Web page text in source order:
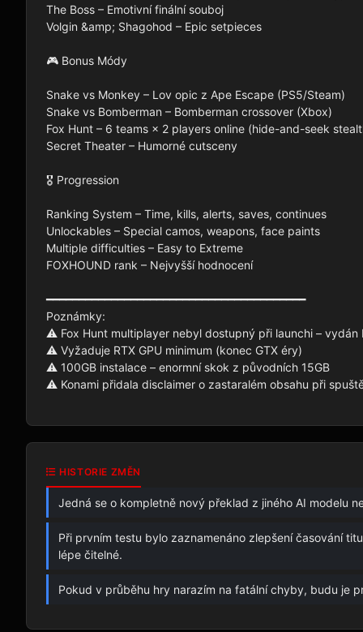
The Boss – Emotivní finální souboj
Volgin &amp; Shagohod – Epic setpieces
🎮 Bonus Módy
Snake vs Monkey – Lov opic z Ape Escape (PS5/Steam)
Snake vs Bomberman – Bomberman crossover (Xbox)
Fox Hunt – 6 teams × 2 players online (hide-and-seek
Secret Theater – Humorné cutsceny
🎖️ Progression
Ranking System – Time, kills, alerts, saves, continues
Unlockables – Special camos, weapons, face paints
Multiple difficulties – Easy to Extreme
FOXHOUND rank – Nejvyšší hodnocení
━━━━━━━━━━━━━━━━━━━━━━━━━━━━━━━━━━━━━━━━
Poznámky:
⚠️ Fox Hunt multiplayer nebyl dostupný při launchi – vydán
⚠️ Vyžaduje RTX GPU minimum (konec GTX éry)
⚠️ 100GB instalace – enormní skok z původních 15GB
⚠️ Konami přidala disclaimer o zastaralém obsahu při
HISTORIE ZMĚN
Jedná se o kompletně nový překlad z jiného AI modelu
Při prvním testu bylo zaznamenáno zlepšení časování
lépe čitelné.
Pokud v průběhu hry narazím na fatální chyby, budu je